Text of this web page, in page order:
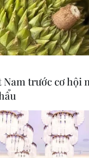
mô hình ba lớp
bán dẫn Việt Nam
tăng trưởng tích
tập trung nâng cao
Nam trước cơ hội